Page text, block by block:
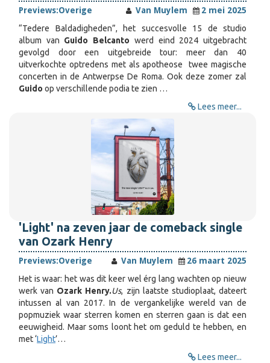
Previews:Overige Van Muylem
2 mei 2025
“Tedere Baldadigheden”, het succesvolle 15 de studio
album van Guido Belcanto werd eind 2024 uitgebracht
gevolgd door een uitgebreide tour: meer dan 40
uitverkochte optredens met als apotheose twee magische
concerten in de Antwerpse De Roma. Ook deze zomer zal
Guido op verschillende podia te zien …
Lees meer...
'Light' na zeven jaar de comeback single
van Ozark Henry
Previews:Overige Van Muylem
26 maart 2025
Het is waar: het was dit keer wel érg lang wachten op nieuw
werk van Ozark Henry.Us, zijn laatste studioplaat, dateert
intussen al van 2017. In de vergankelijke wereld van de
popmuziek waar sterren komen en sterren gaan is dat een
eeuwigheid. Maar soms loont het om geduld te hebben, en
met ‘Light’…
Lees meer...